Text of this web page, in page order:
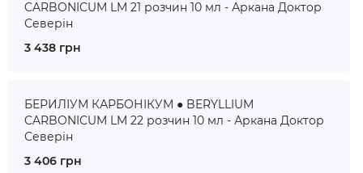
CARBONICUM LM 21 розчин 10 мл - Аркана Доктор
Северін
3 438 грн
БЕРИЛІУМ КАРБОНІКУМ ● BERYLLIUM
CARBONICUM LM 22 розчин 10 мл - Аркана Доктор
Северін
3 406 грн